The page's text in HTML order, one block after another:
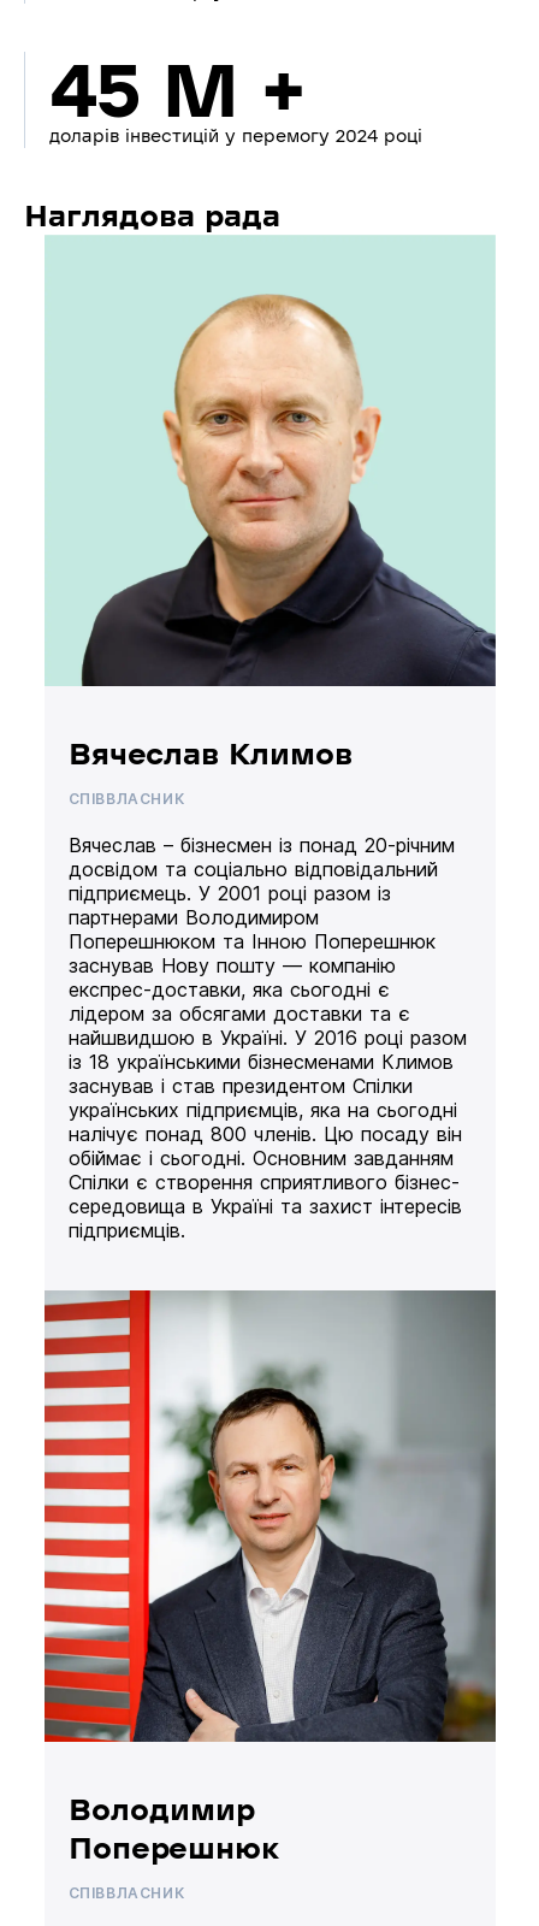
45 M +
доларів інвестицій у перемогу 2024 році
Наглядова рада
Вячеслав Климов
СПІВВЛАСНИК
Вячеслав – бізнесмен із понад 20-річним
досвідом та соціально відповідальний
підприємець. У 2001 році разом із
партнерами Володимиром
Поперешнюком та Інною Поперешнюк
заснував Нову пошту — компанію
експрес-доставки, яка сьогодні є
лідером за обсягами доставки та є
найшвидшою в Україні. У 2016 році разом
із 18 українськими бізнесменами Климов
заснував і став президентом Спілки
українських підприємців, яка на сьогодні
налічує понад 800 членів. Цю посаду він
обіймає і сьогодні. Основним завданням
Спілки є створення сприятливого бізнес-
середовища в Україні та захист інтересів
підприємців.
Володимир
Поперешнюк
СПІВВЛАСНИК